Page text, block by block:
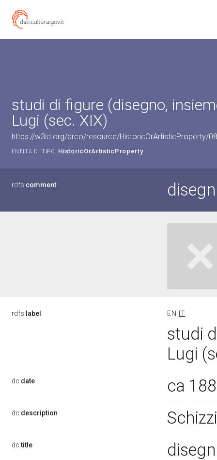
studi di figure (disegno,
Lugi (sec. XIX)
https://w3id.org/arco/resource/HistoricOrArtisticProperty/
ENTITÀ DI TIPO: HistoricOrArtisticProperty
rdfs:comment
rdfs: label EN IT
studi
Lugi
dc:date ca
dc:description
dc:title